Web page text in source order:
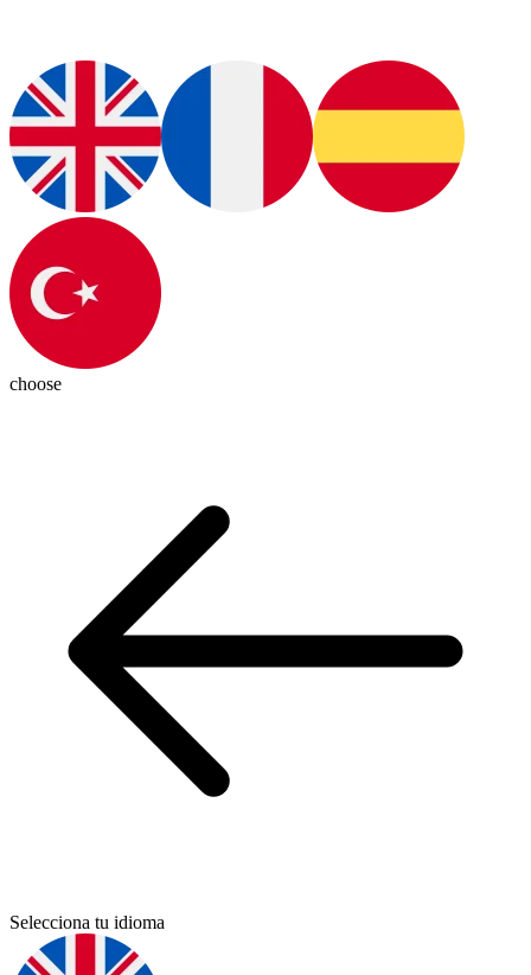
choose
Selecciona tu idioma